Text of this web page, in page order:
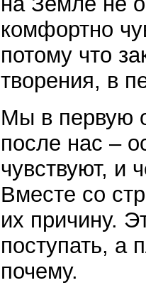
комфортно
потому что
творения, в
Мы в первую
после нас –
чувствуют, и
Вместе со
их причину.
поступать, а
почему.